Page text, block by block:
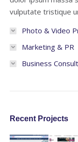
vulputate tristique
Photo & Video
Marketing & PR
Business
Recent Projects